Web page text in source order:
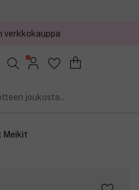
hinnat
joukosta..
Meikit